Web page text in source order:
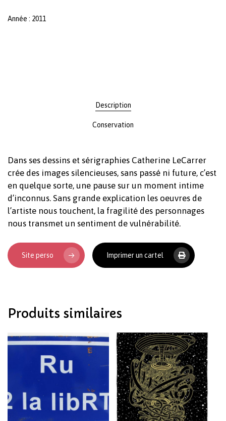
Votre panier est vide.
Revenir à l'Artotek
Année : 2011
Description
Conservation
Dans ses dessins et sérigraphies Catherine LeCarrer
crée des images silencieuses, sans passé ni future, c’est
en quelque sorte, une pause sur un moment intime
d’inconnus. Sans grande explication les oeuvres de
l’artiste nous touchent, la fragilité des personnages
nous transmet un sentiment de vulnérabilité.
Site perso Imprimer un cartel
Produits similaires